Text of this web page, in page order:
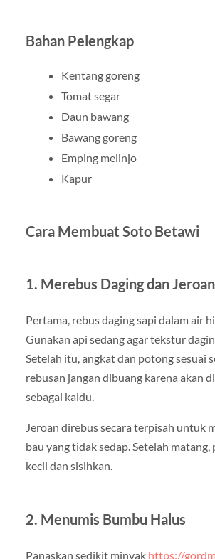
Bahan Pelengkap
Kentang goreng
Tomat segar
Daun bawang
Bawang goreng
Emping melinjo
Kapur
Cara Membuat Soto Betawi
1. Merebus Daging dan Jeroan
Pertama, rebus daging sapi dalam air
Gunakan api sedang agar tekstur
Setelah itu, angkat dan potong sesuai
rebusan jangan dibuang karena akan
sebagai kaldu.
Jeroan direbus secara terpisah untuk
bau yang tidak sedap. Setelah
kecil dan sisihkan.
2. Menumis Bumbu Halus
Panaskan sedikit minyak https://